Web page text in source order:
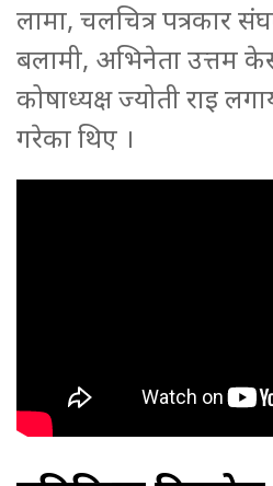
लामा, चलचित्र पत्रकार
बलामी, अभिनेता उत्तम
कोषाध्यक्ष ज्योती राइ
गरेका थिए ।